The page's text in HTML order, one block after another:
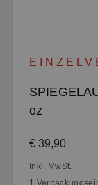
oz
Regulärer
€ 39,90
Inkl. MwSt.
1